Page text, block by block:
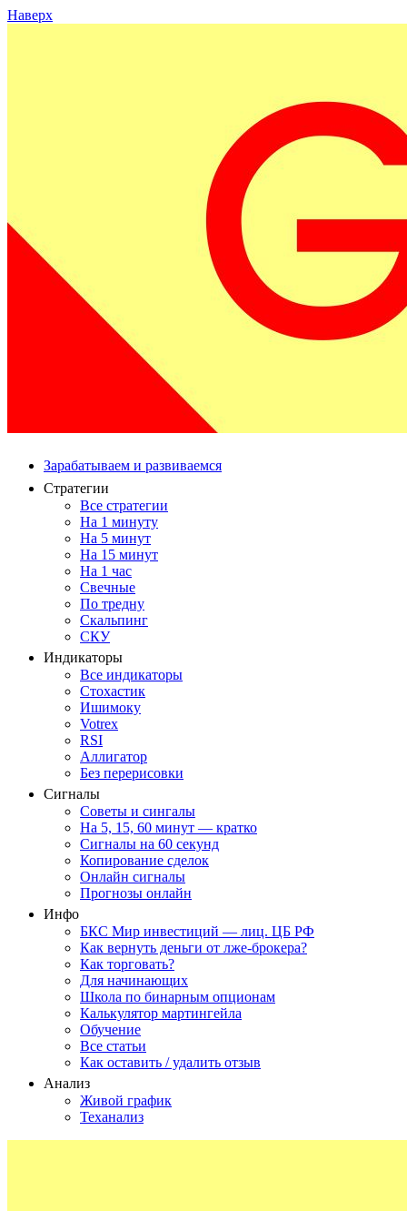
Наверх
Зарабатываем и развиваемся
Стратегии
Все стратегии
На 1 минуту
На 5 минут
На 15 минут
На 1 час
Свечные
По тредну
Скальпинг
СКУ
Индикаторы
Все индикаторы
Стохастик
Ишимоку
Votrex
RSI
Аллигатор
Без перерисовки
Сигналы
Советы и сингалы
На 5, 15, 60 минут — кратко
Сигналы на 60 секунд
Копирование сделок
Онлайн сигналы
Прогнозы онлайн
Инфо
БКС Мир инвестиций — лиц. ЦБ РФ
Как вернуть деньги от лже-брокера?
Как торговать?
Для начинающих
Школа по бинарным опционам
Калькулятор мартингейла
Обучение
Все статьи
Как оставить / удалить отзыв
Анализ
Живой график
Теханализ